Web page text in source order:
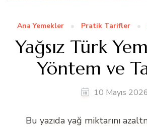
Ana Yemekler Pratik Tarifler
Yağsız Türk
Yöntem ve
10 Mayıs 2026
Bu yazıda yağ miktarını